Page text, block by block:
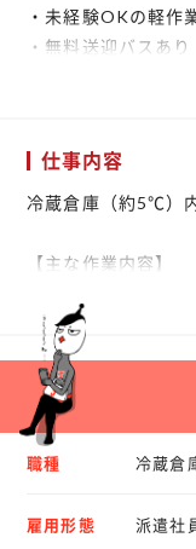
・未経験OKの軽作
・無料送迎バスあり
・週3日～OKの柔軟
冷蔵倉庫（約5℃）
作業はシンプルで
また、阪神尼崎駅
ク。
大手物流企業のた
て働ける環境です。
仕事内容
冷蔵倉庫（約5℃）
【主な作業内容】
・食品のピッキング
【サブ作業内容】
・商品の検品
・店舗ごとの仕分け
＜補足ポイント＞
・重量物あり（10kg
職種 冷蔵倉
雇用形態 派遣社